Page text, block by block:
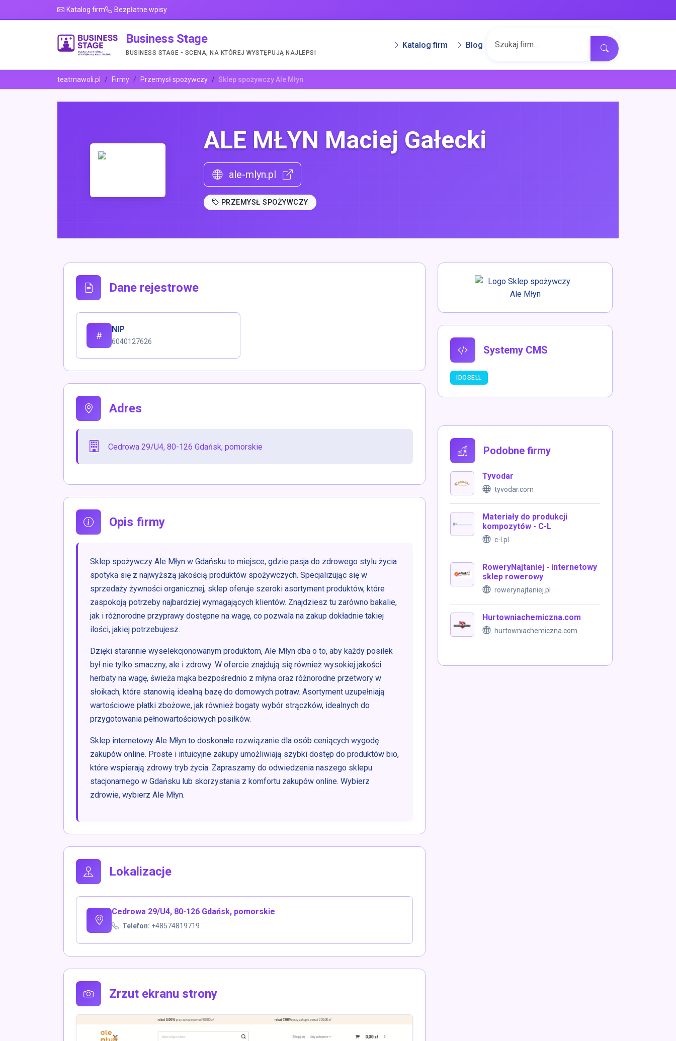
Katalog firm Bezpłatne wpisy
Business Stage
BUSINESS STAGE - SCENA, NA KTÓREJ WYSTĘPUJĄ NAJLEPSI
Katalog firm Blog
teatrnawoli.pl Firmy Przemysł spożywczy Sklep spożywczy Ale Młyn
ALE MŁYN Maciej Gałecki
ale-mlyn.pl
PRZEMYSŁ SPOŻYWCZY
Dane rejestrowe
NIP
6040127626
Adres
Cedrowa 29/U4, 80-126 Gdańsk, pomorskie
Opis firmy
Sklep spożywczy Ale Młyn w Gdańsku to miejsce, gdzie pasja do zdrowego stylu życia
spotyka się z najwyższą jakością produktów spożywczych. Specjalizując się w
sprzedaży żywności organicznej, sklep oferuje szeroki asortyment produktów, które
zaspokoją potrzeby najbardziej wymagających klientów. Znajdziesz tu zarówno bakalie,
jak i różnorodne przyprawy dostępne na wagę, co pozwala na zakup dokładnie takiej
ilości, jakiej potrzebujesz.
Dzięki starannie wyselekcjonowanym produktom, Ale Młyn dba o to, aby każdy posiłek
był nie tylko smaczny, ale i zdrowy. W ofercie znajdują się również wysokiej jakości
herbaty na wagę, świeża mąka bezpośrednio z młyna oraz różnorodne przetwory w
słoikach, które stanowią idealną bazę do domowych potraw. Asortyment uzupełniają
wartościowe płatki zbożowe, jak również bogaty wybór strączków, idealnych do
przygotowania pełnowartościowych posiłków.
Sklep internetowy Ale Młyn to doskonałe rozwiązanie dla osób ceniących wygodę
zakupów online. Proste i intuicyjne zakupy umożliwiają szybki dostęp do produktów bio,
które wspierają zdrowy tryb życia. Zapraszamy do odwiedzenia naszego sklepu
stacjonarnego w Gdańsku lub skorzystania z komfortu zakupów online. Wybierz
zdrowie, wybierz Ale Młyn.
Lokalizacje
Cedrowa 29/U4, 80-126 Gdańsk, pomorskie
Telefon: +48574819719
Zrzut ekranu strony
Systemy CMS
IDOSELL
Podobne firmy
Tyvodar
tyvodar.com
Materiały do produkcji
kompozytów - C-L
c-l.pl
RoweryNajtaniej - internetowy
sklep rowerowy
rowerynajtaniej.pl
Hurtowniachemiczna.com
hurtowniachemiczna.com